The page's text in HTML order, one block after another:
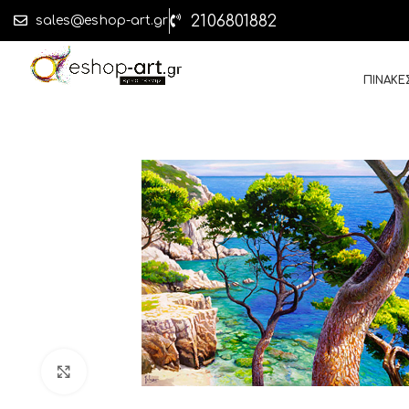
sales@eshop-art.gr 2106801882
Click to enlarge